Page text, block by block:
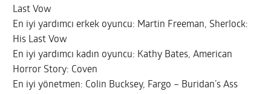
Last Vow
En iyi yardımcı erkek oyuncu: Martin Freeman, Sherlock:
His Last Vow
En iyi yardımcı kadın oyuncu: Kathy Bates, American
Horror Story: Coven
En iyi yönetmen: Colin Bucksey, Fargo – Buridan’s Ass